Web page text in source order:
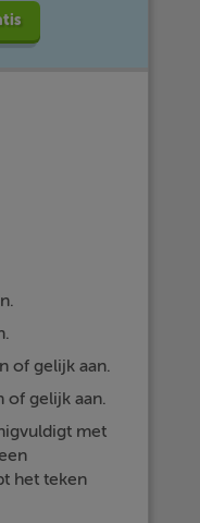
of gelijk aan.
of gelijk aan.
met
het teken